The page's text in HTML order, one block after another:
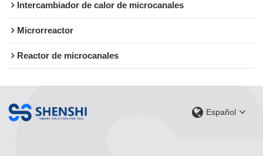
Intercambiador de calor de microcanales
Microrreactor
Reactor de microcanales
Español